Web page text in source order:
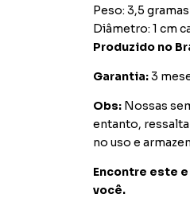
Peso: 3,5
Diâmetro: 1 cm
Produzido no
Garantia:3
Obs: Nossas
entanto,
no uso e
Encontre este
você.